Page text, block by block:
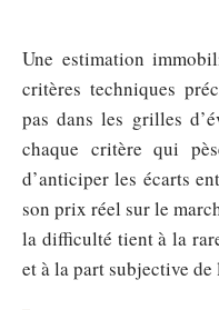
Une estimation
critères techniques
pas dans les grilles
chaque critère qui
d’anticiper les écarts
son prix réel sur le
la difficulté tient à la
et à la part subjective de